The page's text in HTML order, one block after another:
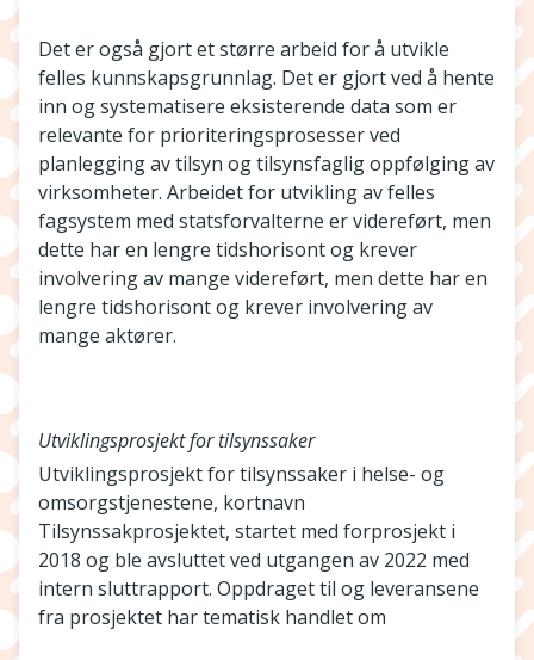
Det er også gjort et større arbeid for å utvikle
felles kunnskapsgrunnlag. Det er gjort ved å hente
inn og systematisere eksisterende data som er
relevante for prioriteringsprosesser ved
planlegging av tilsyn og tilsynsfaglig oppfølging av
virksomheter. Arbeidet for utvikling av felles
fagsystem med statsforvalterne er videreført, men
dette har en lengre tidshorisont og krever
involvering av mange videreført, men dette har en
lengre tidshorisont og krever involvering av
mange aktører.
Utviklingsprosjekt for tilsynssaker
Utviklingsprosjekt for tilsynssaker i helse- og
omsorgstjenestene, kortnavn
Tilsynssakprosjektet, startet med forprosjekt i
2018 og ble avsluttet ved utgangen av 2022 med
intern sluttrapport. Oppdraget til og leveransene
fra prosjektet har tematisk handlet om